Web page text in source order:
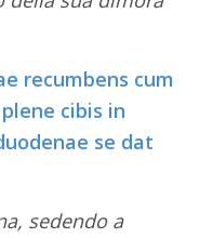
recumbens cum
cibis in
se dat
sedendo a